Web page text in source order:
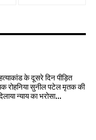
के दूसरे दिन पीड़ित
रोहनिया सुनील पटेल मृतक की
न्याय का भरोसा...